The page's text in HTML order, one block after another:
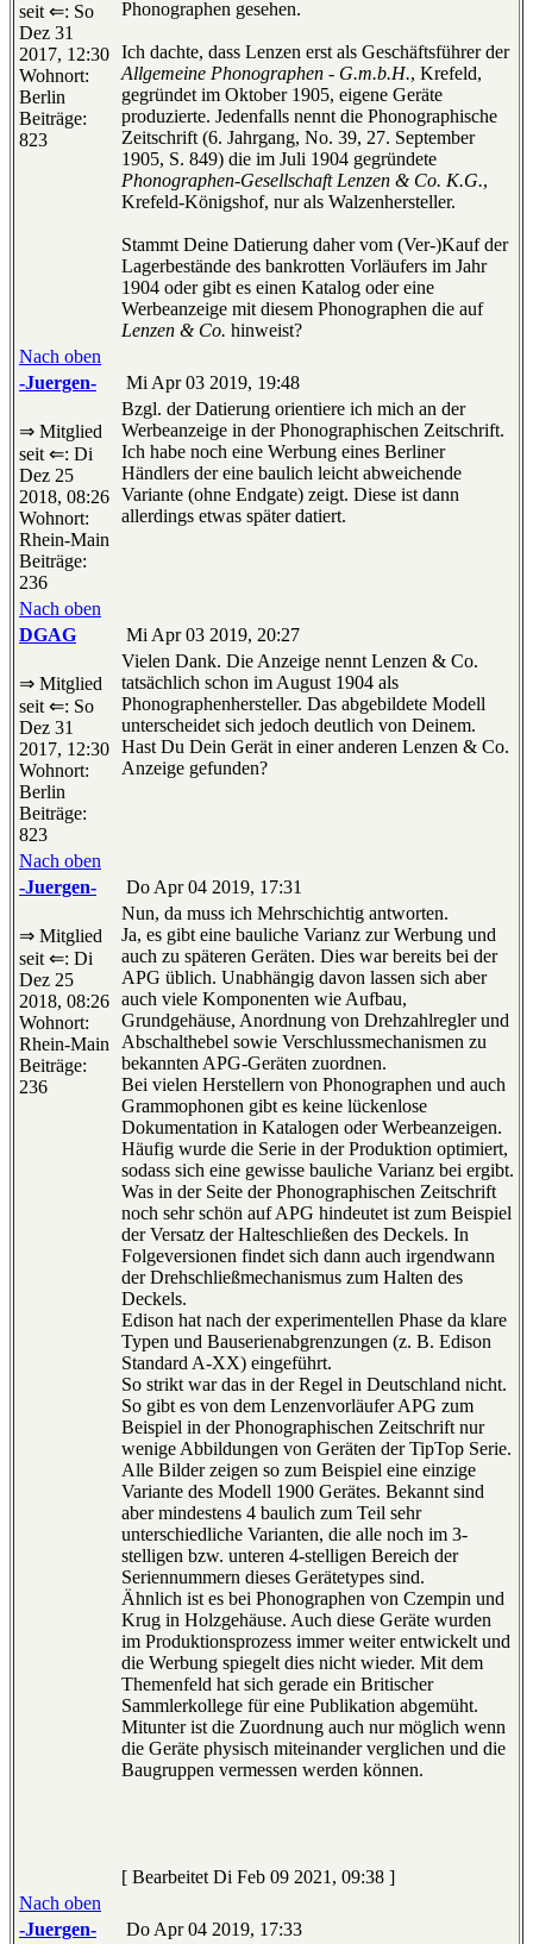
seit ⇐: So
Dez 31
2017, 12:30
Wohnort:
Berlin
Beiträge:
823
Phonographen gesehen.
Ich dachte, dass Lenzen erst als Geschäftsführer der
Allgemeine Phonographen - G.m.b.H., Krefeld,
gegründet im Oktober 1905, eigene Geräte
produzierte. Jedenfalls nennt die Phonographische
Zeitschrift (6. Jahrgang, No. 39, 27. September
1905, S. 849) die im Juli 1904 gegründete
Phonographen-Gesellschaft Lenzen & Co. K.G.,
Krefeld-Königshof, nur als Walzenhersteller.
Stammt Deine Datierung daher vom (Ver-)Kauf der
Lagerbestände des bankrotten Vorläufers im Jahr
1904 oder gibt es einen Katalog oder eine
Werbeanzeige mit diesem Phonographen die auf
Lenzen & Co. hinweist?
Nach oben
-Juergen-
Mi Apr 03 2019, 19:48
⇒ Mitglied
seit ⇐: Di
Dez 25
2018, 08:26
Wohnort:
Rhein-Main
Beiträge:
236
Bzgl. der Datierung orientiere ich mich an der
Werbeanzeige in der Phonographischen Zeitschrift.
Ich habe noch eine Werbung eines Berliner
Händlers der eine baulich leicht abweichende
Variante (ohne Endgate) zeigt. Diese ist dann
allerdings etwas später datiert.
Nach oben
DGAG
Mi Apr 03 2019, 20:27
⇒ Mitglied
seit ⇐: So
Dez 31
2017, 12:30
Wohnort:
Berlin
Beiträge:
823
Vielen Dank. Die Anzeige nennt Lenzen & Co.
tatsächlich schon im August 1904 als
Phonographenhersteller. Das abgebildete Modell
unterscheidet sich jedoch deutlich von Deinem.
Hast Du Dein Gerät in einer anderen Lenzen & Co.
Anzeige gefunden?
Nach oben
-Juergen-
Do Apr 04 2019, 17:31
⇒ Mitglied
seit ⇐: Di
Dez 25
2018, 08:26
Wohnort:
Rhein-Main
Beiträge:
236
Nun, da muss ich Mehrschichtig antworten.
Ja, es gibt eine bauliche Varianz zur Werbung und
auch zu späteren Geräten. Dies war bereits bei der
APG üblich. Unabhängig davon lassen sich aber
auch viele Komponenten wie Aufbau,
Grundgehäuse, Anordnung von Drehzahlregler und
Abschalthebel sowie Verschlussmechanismen zu
bekannten APG-Geräten zuordnen.
Bei vielen Herstellern von Phonographen und auch
Grammophonen gibt es keine lückenlose
Dokumentation in Katalogen oder Werbeanzeigen.
Häufig wurde die Serie in der Produktion optimiert,
sodass sich eine gewisse bauliche Varianz bei ergibt.
Was in der Seite der Phonographischen Zeitschrift
noch sehr schön auf APG hindeutet ist zum Beispiel
der Versatz der Halteschließen des Deckels. In
Folgeversionen findet sich dann auch irgendwann
der Drehschließmechanismus zum Halten des
Deckels.
Edison hat nach der experimentellen Phase da klare
Typen und Bauserienabgrenzungen (z. B. Edison
Standard A-XX) eingeführt.
So strikt war das in der Regel in Deutschland nicht.
So gibt es von dem Lenzenvorläufer APG zum
Beispiel in der Phonographischen Zeitschrift nur
wenige Abbildungen von Geräten der TipTop Serie.
Alle Bilder zeigen so zum Beispiel eine einzige
Variante des Modell 1900 Gerätes. Bekannt sind
aber mindestens 4 baulich zum Teil sehr
unterschiedliche Varianten, die alle noch im 3-
stelligen bzw. unteren 4-stelligen Bereich der
Seriennummern dieses Gerätetypes sind.
Ähnlich ist es bei Phonographen von Czempin und
Krug in Holzgehäuse. Auch diese Geräte wurden
im Produktionsprozess immer weiter entwickelt und
die Werbung spiegelt dies nicht wieder. Mit dem
Themenfeld hat sich gerade ein Britischer
Sammlerkollege für eine Publikation abgemüht.
Mitunter ist die Zuordnung auch nur möglich wenn
die Geräte physisch miteinander verglichen und die
Baugruppen vermessen werden können.
[ Bearbeitet Di Feb 09 2021, 09:38 ]
Nach oben
-Juergen-
Do Apr 04 2019, 17:33